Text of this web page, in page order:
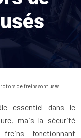
de freins sont usés
essentiel dans le
mais la sécurité
fonctionnant